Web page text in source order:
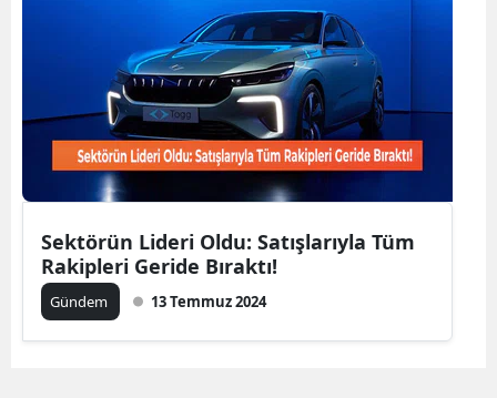
Bolu
Burdur
Bursa
Çankırı
Sektörün Lideri Oldu: Satışlarıyla Tüm
Rakipleri Geride Bıraktı!
Gündem 13 Temmuz 2024